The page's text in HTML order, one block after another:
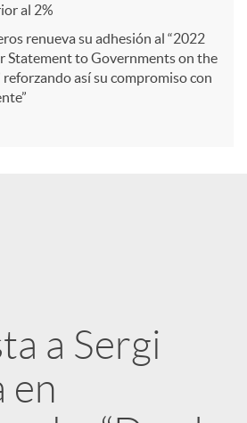
al 2%
renueva su adhesión al “2022
Statement to Governments on the
así su compromiso con
a Sergi
en